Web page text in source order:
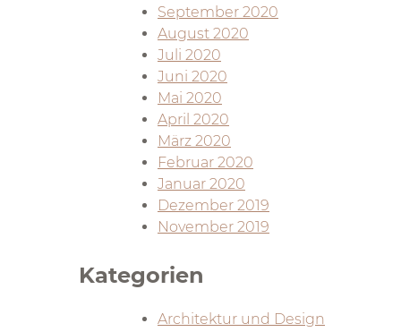
September 2020
August 2020
Juli 2020
Juni 2020
Mai 2020
April 2020
März 2020
Februar 2020
Januar 2020
Dezember 2019
November 2019
Kategorien
Architektur und Design